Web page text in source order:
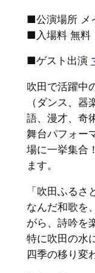
■公演場所 メ
■入場料 無料
■ゲスト出演
吹田で活躍中
（ダンス、
語、漫才、奇
舞台パフォー
場に一挙集合
ます。
「吹田ふる
なんだ和歌を
がら、詩吟を
特に吹田の水
四季の移り変